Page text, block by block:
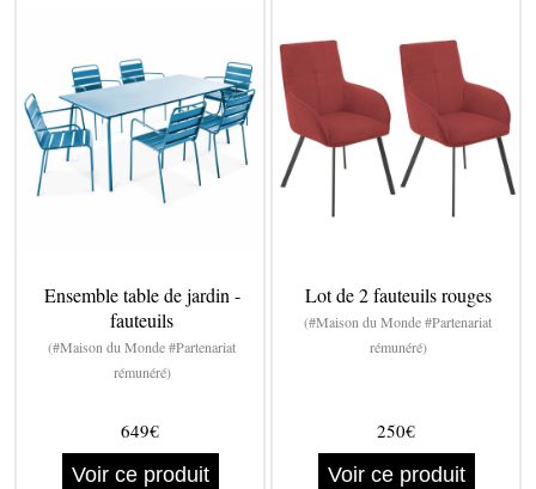
Ensemble table de jardin -
fauteuils
(#Maison du Monde #Partenariat
rémunéré)
649€
Voir ce produit
Lot de 2 fauteuils rouges
(#Maison du Monde #Partenariat
rémunéré)
250€
Voir ce produit